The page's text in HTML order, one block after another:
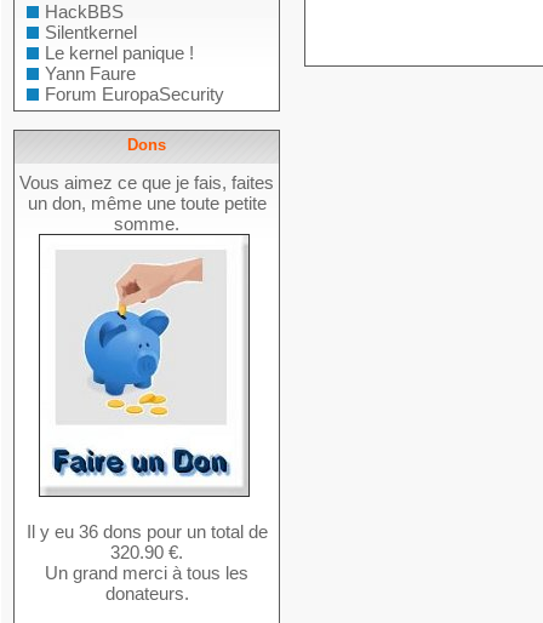
HackBBS
Silentkernel
Le kernel panique !
Yann Faure
Forum EuropaSecurity
Dons
Vous aimez ce que je fais, faites
un don, même une toute petite
somme.
Il y eu 36 dons pour un total de
320.90 €.
Un grand merci à tous les
donateurs.